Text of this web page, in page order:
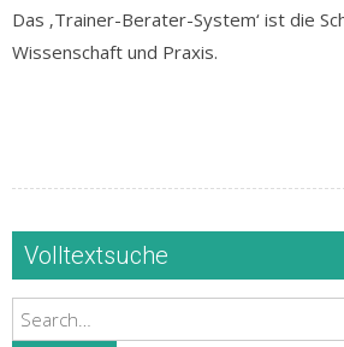
Das ‚Trainer-Berater-System‘ ist die
Wissenschaft und Praxis.
Volltextsuche
Search